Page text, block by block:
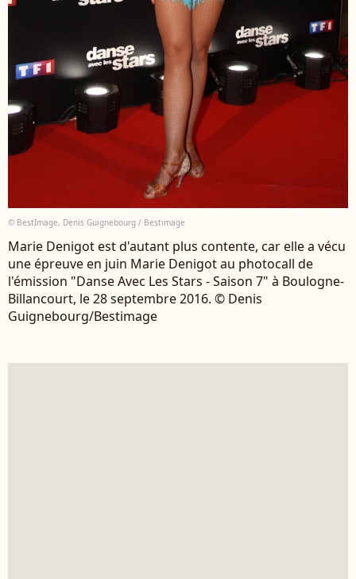
© BestImage, Denis Guignebourg / Bestimage
Marie Denigot est d'autant plus contente, car elle a vécu
une épreuve en juin Marie Denigot au photocall de
l'émission "Danse Avec Les Stars - Saison 7" à Boulogne-
Billancourt, le 28 septembre 2016. © Denis
Guignebourg/Bestimage